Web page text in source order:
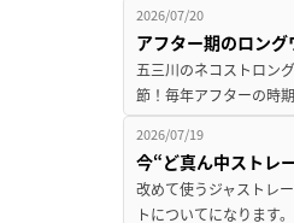
2026/07/20
アフター期のロン
五三川のネコストロン
節！毎年アフターの時
2026/07/19
今“ど真ん中ストレ
改めて使うジャストレ
トについてになりま